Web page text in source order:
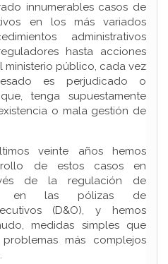
innumerables casos de
en los más variados
administrativos
hasta acciones
ministerio público, cada vez
es perjudicado o
tenga supuestamente
o mala gestión de
veinte años hemos
de estos casos en
de la regulación de
en las pólizas de
(D&O), y hemos
medidas simples que
más complejos